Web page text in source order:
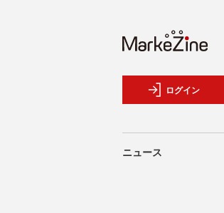
ログイン
ニュース